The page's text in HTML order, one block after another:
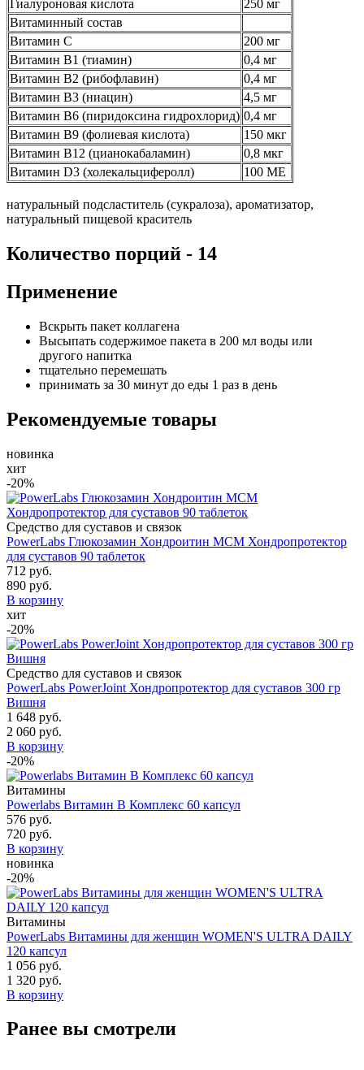
Гиалуроновая кислота
250 мг
Витаминный состав
Витамин C
200 мг
Витамин B1 (тиамин)
0,4 мг
Витамин B2 (рибофлавин)
0,4 мг
Витамин B3 (ниацин)
4,5 мг
Витамин B6 (пиридоксина гидрохлорид) 0,4 мг
Витамин B9 (фолиевая кислота)
150 мкг
Витамин B12 (цианокабаламин)
0,8 мкг
Витамин D3 (холекальциферолл)
100 ME
натуральный подсластитель (сукралоза), ароматизатор,
натуральный пищевой краситель
Количество порций - 14
Применение
Вскрыть пакет коллагена
Высыпать содержимое пакета в 200 мл воды или
другого напитка
тщательно перемешать
принимать за 30 минут до еды 1 раз в день
Рекомендуемые товары
новинка
хит
-20%
Средство для суставов и связок
PowerLabs Глюкозамин Хондроитин МСМ Хондропротектор
для суставов 90 таблеток
712 руб.
890 руб.
В корзину
хит
-20%
Средство для суставов и связок
PowerLabs PowerJoint Хондропротектор для суставов 300 гр
Вишня
1 648 руб.
2 060 руб.
В корзину
-20%
Витамины
Powerlabs Витамин B Комплекс 60 капсул
576 руб.
720 руб.
В корзину
новинка
-20%
Витамины
PowerLabs Витамины для женщин WOMEN'S ULTRA DAILY
120 капсул
1 056 руб.
1 320 руб.
В корзину
Ранее вы смотрели